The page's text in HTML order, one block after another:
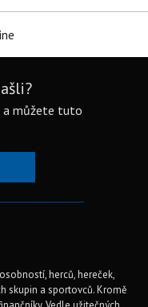
a můžete tuto
herců, hereček,
skupin a sportovců. Kromě